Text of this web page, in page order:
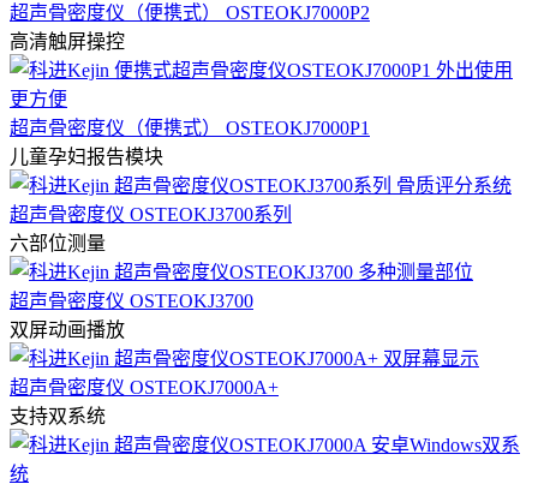
超声骨密度仪（便携式） OSTEOKJ7000P2
高清触屏操控
超声骨密度仪（便携式） OSTEOKJ7000P1
儿童孕妇报告模块
超声骨密度仪 OSTEOKJ3700系列
六部位测量
超声骨密度仪 OSTEOKJ3700
双屏动画播放
超声骨密度仪 OSTEOKJ7000A+
支持双系统